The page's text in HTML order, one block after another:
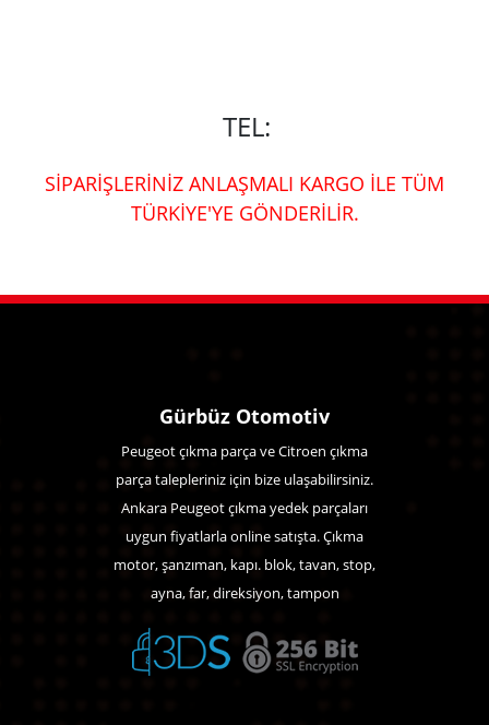
TEL:
SİPARİŞLERİNİZ ANLAŞMALI KARGO İLE TÜM
TÜRKİYE'YE GÖNDERİLİR.
Gürbüz Otomotiv
Peugeot çıkma parça ve Citroen çıkma
parça talepleriniz için bize ulaşabilirsiniz.
Ankara Peugeot çıkma yedek parçaları
uygun fiyatlarla online satışta. Çıkma
motor, şanzıman, kapı. blok, tavan, stop,
ayna, far, direksiyon, tampon